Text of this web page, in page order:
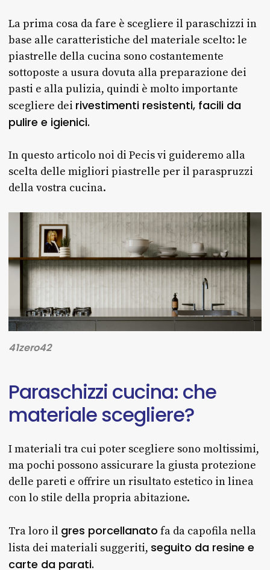
La prima cosa da fare è scegliere il paraschizzi in
base alle caratteristiche del materiale scelto: le
piastrelle della cucina sono costantemente
sottoposte a usura dovuta alla preparazione dei
pasti e alla pulizia, quindi è molto importante
scegliere dei rivestimenti resistenti, facili da
pulire e igienici.
In questo articolo noi di Pecis vi guideremo alla
scelta delle migliori piastrelle per il paraspruzzi
della vostra cucina.
41zero42
Paraschizzi cucina: che
materialescegliere?
I materiali tra cui poter scegliere sono moltissimi,
ma pochi possono assicurare la giusta protezione
delle pareti e offrire un risultato estetico in linea
con lo stile della propria abitazione.
Tra loro il gres porcellanato fa da capofila nella
lista dei materiali suggeriti, seguito da resine e
carte da parati.